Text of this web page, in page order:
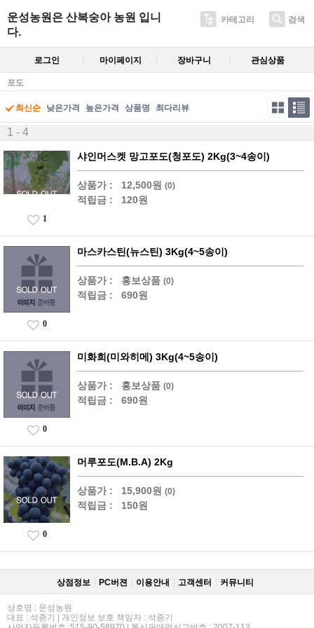
운성농원은 산복숭아 농원 입니
다.
카테고리 검색
로그인 마이페이지 장바구니 관심상품
포도
최신순 낮은가격 높은가격 상품명 최다리뷰
1 - 4
샤인머스켓 망고포도(청포도) 2Kg(3~4송이)
상품가 : 12,500원 (0)
적립금 : 120원
1
마스카스틴(뉴스틴) 3Kg(4~5송이)
상품가 : 홍보상품 (0)
적립금 : 690원
0
미화희(미와히메) 3Kg(4~5송이)
상품가 : 홍보상품 (0)
적립금 : 690원
0
머루포도(M.B.A) 2Kg
상품가 : 15,900원 (0)
적립금 : 150원
0
상점정보 PC버젼 이용안내 고객센터 커뮤니티
상호명 : 운성농원
대표 : 석종기 | 개인정보 보호 책임자 : 석종기